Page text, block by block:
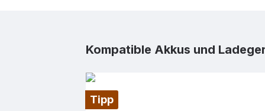
Produktgalerie überspringen
Kompatible Akkus und
Tipp